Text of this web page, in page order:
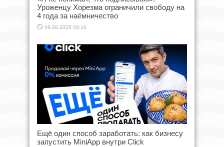
Уроженцу Хорезма ограничили свободу на
4 года за наёмничество
08.08.2026 00:10
Ещё один способ заработать: как бизнесу
запустить MiniApp внутри Click